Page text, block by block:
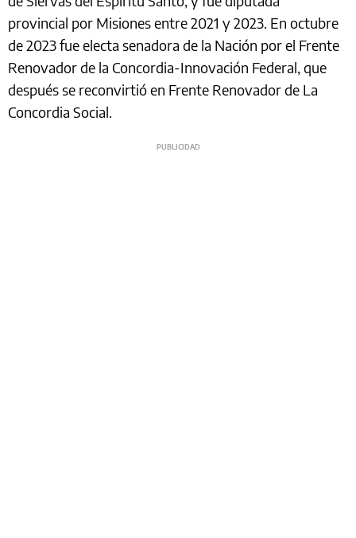
provincial por Misiones entre 2021 y 2023. En octubre
de 2023 fue electa senadora de la Nación por el Frente
Renovador de la Concordia-Innovación Federal, que
después se reconvirtió en Frente Renovador de La
Concordia Social.